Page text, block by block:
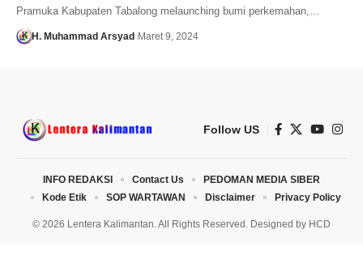
Pramuka Kabupaten Tabalong melaunching bumi perkemahan,…
H. Muhammad Arsyad Maret 9, 2024
Follow US
© 2026 Lentera Kalimantan. All Rights Reserved. Designed by HCD
INFO REDAKSI Contact Us
PEDOMAN MEDIA SIBER
Kode Etik
SOP WARTAWAN Disclaimer Privacy Policy